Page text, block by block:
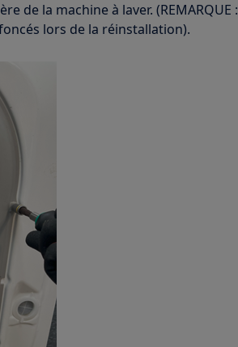
de la machine à laver. (REMARQUE :
lors de la réinstallation).